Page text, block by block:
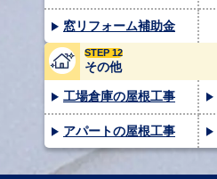
窓リフォーム補助金
STEP 12
その他
工場倉庫の屋根工事
アパートの屋根工事